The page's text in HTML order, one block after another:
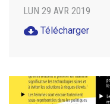
LUN 29 AVR 2019
cloud_download Télécharger